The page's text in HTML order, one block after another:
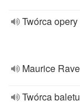
Twórca opery
Maurice
Twórca